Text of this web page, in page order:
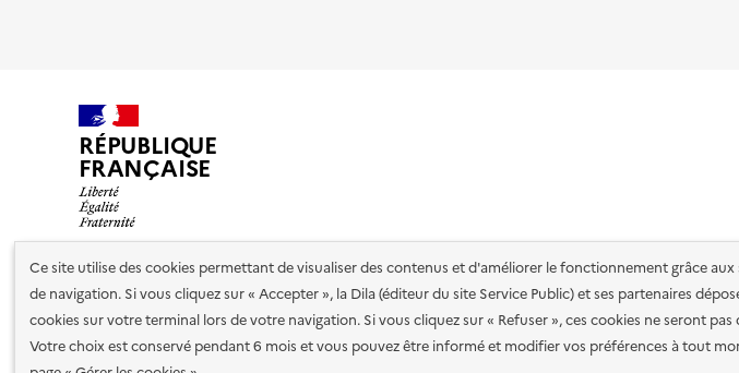
Ce site utilise des cookies permettant de visualiser des contenus et d'améliorer le fonctionnement grâce
de navigation. Si vous cliquez sur « Accepter », la Dila (éditeur du site Service Public) et ses partenaires
cookies sur votre terminal lors de votre navigation. Si vous cliquez sur « Refuser », ces cookies ne seront pas
Votre choix est conservé pendant 6 mois et vous pouvez être informé et modifier vos préférences à tout
RÉPUBLIQUE
FRANÇAISE
Nos partenaires